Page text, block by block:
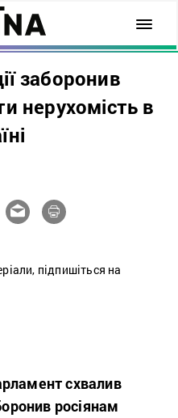
заборонив
нерухомість в
підпишіться на
схвалив
росіянам